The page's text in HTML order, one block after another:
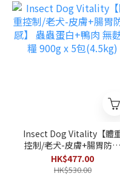
Insect Dog Vitality【體
控制/老犬-皮膚+腸胃防敏
感】 蟲蟲蛋白+鴨肉 無麩狗
糧 900g x 5包(4.5kg)
HK$477.00
HK$530.00